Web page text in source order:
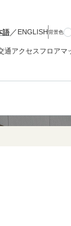
語／ENGLISH背景色
通アクセスフロアマ